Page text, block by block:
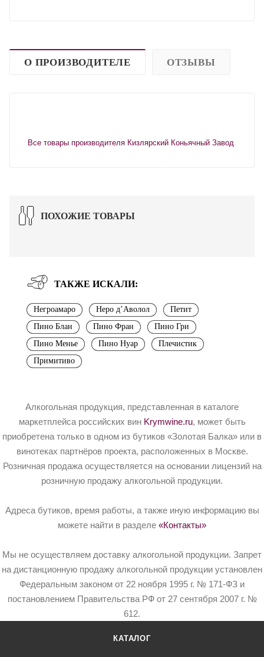
О ПРОИЗВОДИТЕЛЕ ОТЗЫВЫ
Все товары производителя Кизлярский Коньячный Завод
ПОХОЖИЕ ТОВАРЫ
ТАКЖЕ ИСКАЛИ:
Негроамаро Неро д’Аволол
Петит
Пино Блан
Пино Фран
Пино Гри
Пино Менье
Пино Нуар
Плечистик
Примитиво
Алкогольная продукция, представленная в каталоге
маркетплейса российских вин Krymwine.ru, может быть
приобретена только в одном из бутиков «Золотая Балка» или в
винотеках партнёров проекта, расположенных в Москве.
Розничная продажа осуществляется на основании лицензий на
розничную продажу алкогольной продукции.
Адреса бутиков, время работы, а также иную информацию вы
можете найти в разделе «Контакты»
Мы не осуществляем доставку алкогольной продукции. Запрет
на дистанционную продажу алкогольной продукции установлен
Федеральным законом от 22 ноября 1995 г. № 171-ФЗ и
постановлением Правительства РФ от 27 сентября 2007 г. №
612.
КАТАЛОГ